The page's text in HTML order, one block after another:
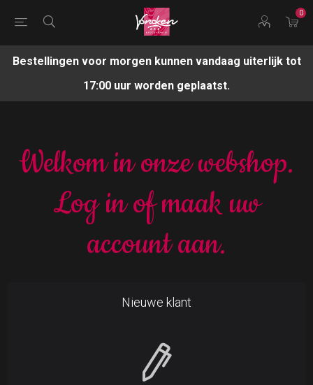
0
Bestellingen voor morgen kunnen vandaag uiterlijk tot
17:00 uur worden geplaatst.
Welkom in onze webshop.
Log in of maak uw
account aan.
Nieuwe klant